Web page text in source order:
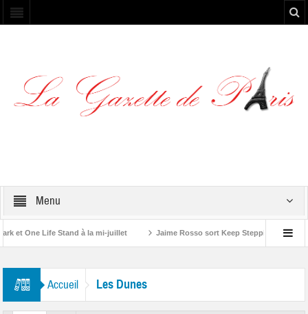
Menu
et One Life Stand à la mi-juillet Jaime Rosso sort Keep Stepping, son
Accueil Les Dunes